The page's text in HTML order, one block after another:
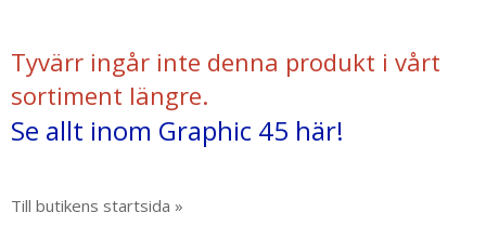
Tyvärr ingår inte denna produkt i vårt
sortiment längre.
Se allt inom Graphic 45 här!
Till butikens startsida »